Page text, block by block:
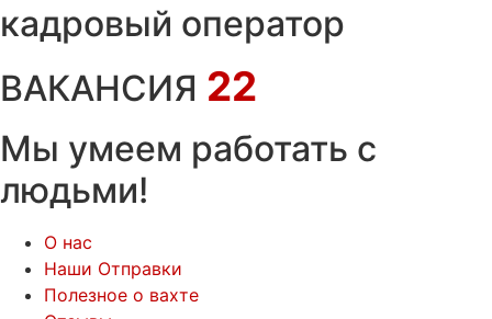
кадровый оператор
ВАКАНСИЯ 22
Мы умеем работать с
людьми!
О нас
Наши Отправки
Полезное о вахте